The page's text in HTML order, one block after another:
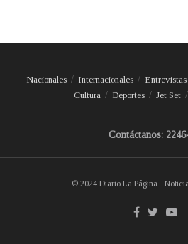
Nacionales Internacionales Entrevistas
Cultura
Deportes Jet Set
Contáctanos:
© 2024 Diario La Página -